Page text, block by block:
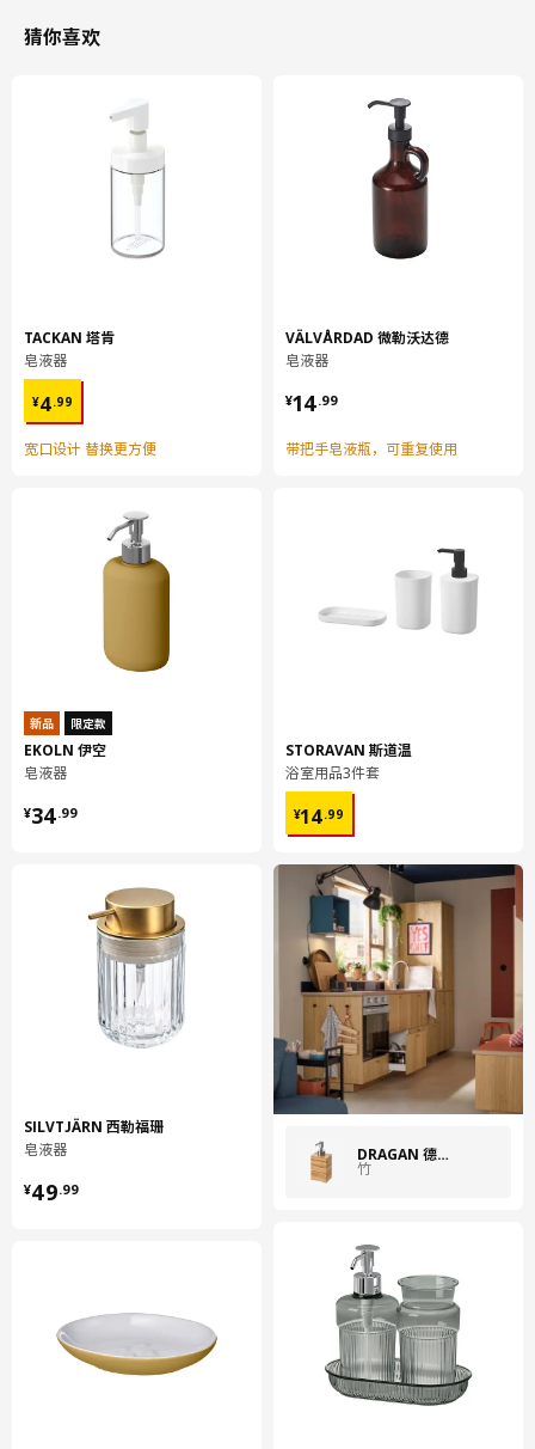
猜你喜欢
TACKAN 塔肯
皂液器
¥4.99
¥ 4.99
宽口设计 替换更方便
新品 限定款
EKOLN 伊空
皂液器
¥34.99
¥ 34.99
SILVTJÄRN 西勒福珊
皂液器
¥49.99
¥ 49.99
VÄLVÅRDAD 微勒沃达德
皂液器
¥14.99
¥ 14.99
带把手皂液瓶，可重复使用
STORAVAN 斯道温
浴室用品3件套
¥14.99
¥ 14.99
DRAGAN 德里根
竹